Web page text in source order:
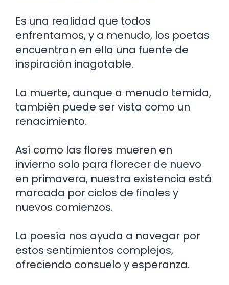
Es una realidad que todos
enfrentamos, y a menudo, los poetas
encuentran en ella una fuente de
inspiración inagotable.
La muerte, aunque a menudo temida,
también puede ser vista como un
renacimiento.
Así como las flores mueren en
invierno solo para florecer de nuevo
en primavera, nuestra existencia está
marcada por ciclos de finales y
nuevos comienzos.
La poesía nos ayuda a navegar por
estos sentimientos complejos,
ofreciendo consuelo y esperanza.